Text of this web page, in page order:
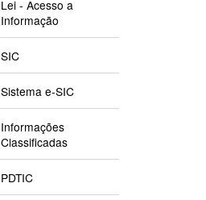
Lei - Acesso a
Informação
SIC
Sistema e-SIC
Informações
Classificadas
PDTIC